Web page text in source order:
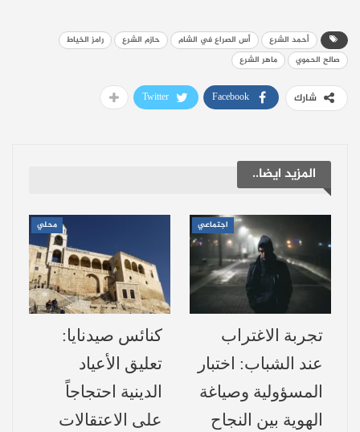
وقال الحموي، في منشور مطوّل، إن ما احتاجه
بشار الأسد للوصول إليه خلال عشرين عاماً،
“وصلت إليه سلطة أحمد الشرع خلال عام
في الغرب على حد تعبيره، مشيراً إلى ما وصفه
بـ جنون العظمة والفساد المالي وتجاهل معاناة
السوريين.
ملف الشقق بعد الزلزال:
واتهم الحموي السلطة برفض إسكان النازحين
في شقق سكنية جاهزة، قائلاً إن 500 شقة في
مدينة اللاذقية بنتها الإمارات بعد الزلزال ما تزال
فارغة، بزعم أن السلطة تريد بيعها وتأمين
أموال للخزينة.
أحمد الشرع أس الصراع في الشام حازم الشرع
رامز الخياط
صالح الحموي
ماهر الشرع
شارك Facebook
Twitter
المزيد ايضا..
اجتماعي
تجربة الاغتراب
عند الشباب: اختبار
المسؤولية وصياغة
الهوية بين النجاح
محلي
كنائس صيدنايا:
تعليق الأعياد
الدينية احتجاجاً
على الاعتقالات